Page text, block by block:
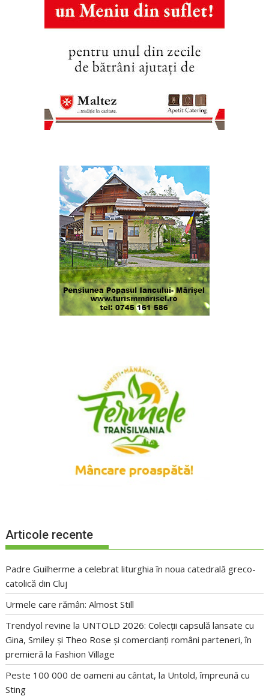
Articole recente
Padre Guilherme a celebrat liturghia în noua catedrală greco-
catolică din Cluj
Urmele care rămân: Almost Still
Trendyol revine la UNTOLD 2026: Colecții capsulă lansate cu
Gina, Smiley și Theo Rose și comercianți români parteneri, în
premieră la Fashion Village
Peste 100 000 de oameni au cântat, la Untold, împreună cu
Sting